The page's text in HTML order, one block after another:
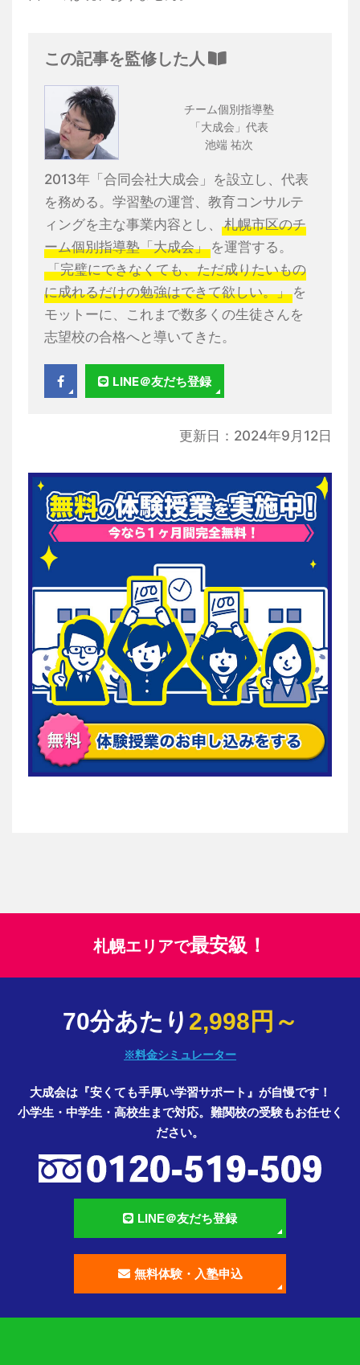
この記事を監修した人
チーム個別指導塾
「大成会」代表
池端 祐次
2013年「合同会社大成会」を設立し、代表
を務める。学習塾の運営、教育コンサルテ
ィングを主な事業内容とし、
札幌市区のチ
ーム個別指導塾「大成会」 を運営する。
「完璧にできなくても、ただ成りたいもの
に成れるだけの勉強はできて欲しい。」 を
モットーに、これまで数多くの生徒さんを
志望校の合格へと導いてきた。
LINE＠友だち登録
更新日：2024年9月12日
札幌エリアで最安級！
70分あたり 2,998円～
※料金シミュレーター
大成会は『安くても手厚い学習サポート』が自慢です！
小学生・中学生・高校生まで対応。難関校の受験もお任せく
ださい。
LINE＠友だち登録
無料体験・入塾申込